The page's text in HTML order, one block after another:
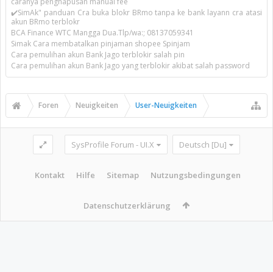
✔️SimAk" panduan Cra buka blokr BRmo tanpa ke bank layann cra atasi
akun BRmo terblokr
BCA Finance WTC Mangga Dua.Tlp/wa:; 08137059341
Simak Cara membatalkan pinjaman shopee Spinjam
Cara pemulihan akun Bank Jago terblokir salah pin
Cara pemulihan akun Bank Jago yang terblokir akibat salah password
Foren Neuigkeiten User-Neuigkeiten
SysProfile Forum - UI.X Deutsch [Du]
Kontakt Hilfe Sitemap Nutzungsbedingungen
Datenschutzerklärung